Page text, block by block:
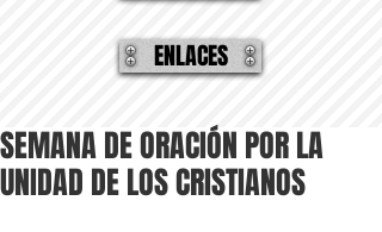
ENLACES
SEMANA DE ORACIÓN POR LA
UNIDAD DE LOS CRISTIANOS